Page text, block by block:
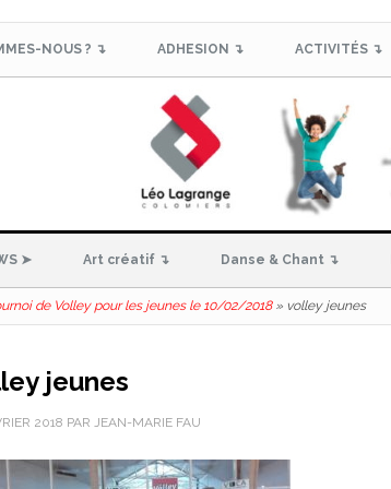
NOUS ? ↴ ADHESION ↴ ACTIVITÉS ↴
➤ Art créatif ↴ Danse & Chant ↴
de Volley pour les jeunes le 10/02/2018» volley jeunes
jeunes
2018 PAR JEAN-MARIE FAU